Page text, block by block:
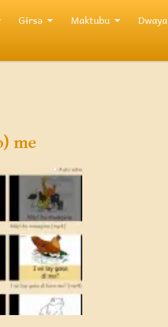
Gɨrsə Maktubu Dwaya
me